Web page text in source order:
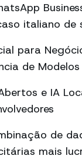
italiano de
para
de
e IA
de
mais